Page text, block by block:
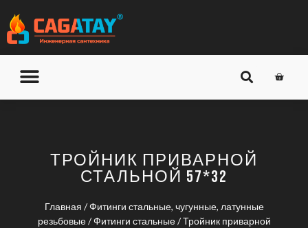
ТРОЙНИК ПРИВАРНОЙ
СТАЛЬНОЙ 57*32
Главная /Фитинги стальные, чугунные, латунные
резьбовые/Фитинги стальные/Тройник приварной